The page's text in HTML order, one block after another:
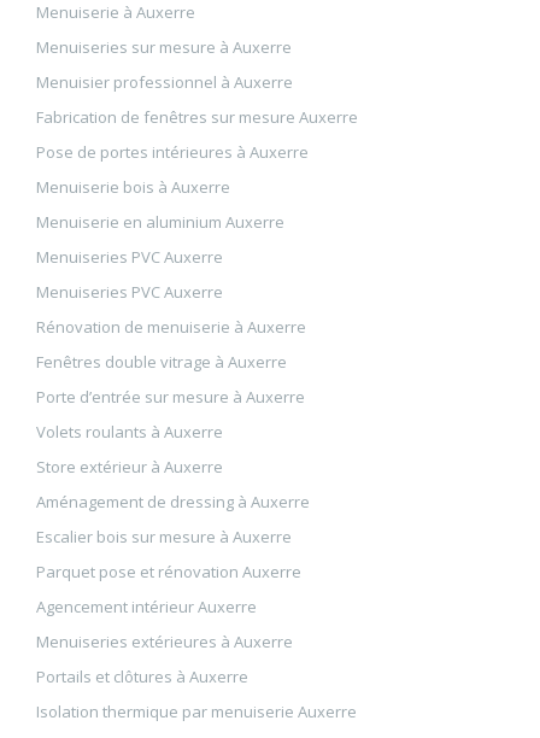
Menuiserie à Auxerre
Menuiseries sur mesure à Auxerre
Menuisier professionnel à Auxerre
Fabrication de fenêtres sur mesure Auxerre
Pose de portes intérieures à Auxerre
Menuiserie bois à Auxerre
Menuiserie en aluminium Auxerre
Menuiseries PVC Auxerre
Menuiseries PVC Auxerre
Rénovation de menuiserie à Auxerre
Fenêtres double vitrage à Auxerre
Porte d’entrée sur mesure à Auxerre
Volets roulants à Auxerre
Store extérieur à Auxerre
Aménagement de dressing à Auxerre
Escalier bois sur mesure à Auxerre
Parquet pose et rénovation Auxerre
Agencement intérieur Auxerre
Menuiseries extérieures à Auxerre
Portails et clôtures à Auxerre
Isolation thermique par menuiserie Auxerre